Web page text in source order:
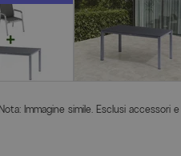
Nota: Immagine simile. Esclusi